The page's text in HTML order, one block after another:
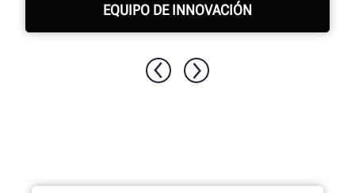
EQUIPO DE INNOVACIÓN
software.